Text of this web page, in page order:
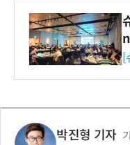
[
박진형 기자